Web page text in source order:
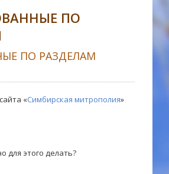
ПО
ПО РАЗДЕЛАМ
«Симбирская митрополия»
для этого делать?